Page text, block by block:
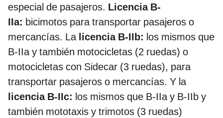
especial de pasajeros. Licencia B-
IIa: bicimotos para transportar pasajeros o
mercancías. La licencia B-IIb: los mismos que
B-IIa y también motocicletas (2 ruedas) o
motocicletas con Sidecar (3 ruedas), para
transportar pasajeros o mercancías. Y la
licencia B-IIc: los mismos que B-IIa y B-IIb y
también mototaxis y trimotos (3 ruedas)